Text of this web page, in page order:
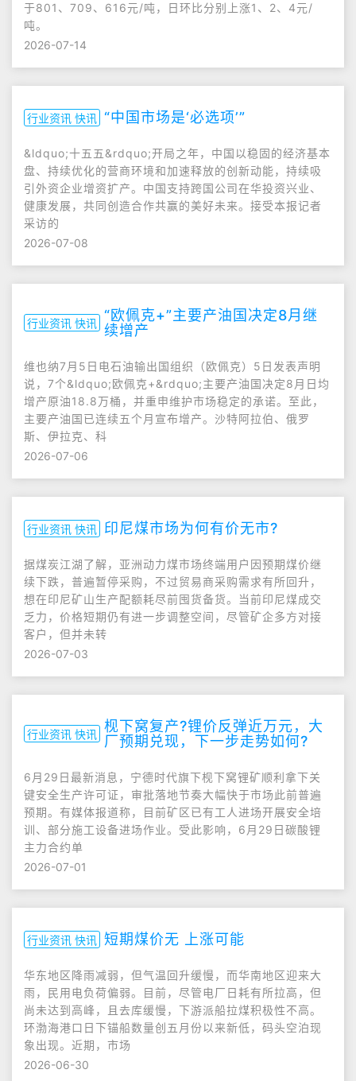
于801、709、616元/吨，日环比分别上涨1、2、4元/
吨。
2026-07-14
行业资讯 快讯 “中国市场是‘必选项’”
&ldquo;十五五&rdquo;开局之年，中国以稳固的经济基本
盘、持续优化的营商环境和加速释放的创新动能，持续吸
引外资企业增资扩产。中国支持跨国公司在华投资兴业、
健康发展，共同创造合作共赢的美好未来。接受本报记者
采访的
2026-07-08
行业资讯 快讯 “欧佩克+”主要产油国决定8月继
续增产
维也纳7月5日电石油输出国组织（欧佩克）5日发表声明
说，7个&ldquo;欧佩克+&rdquo;主要产油国决定8月日均
增产原油18.8万桶，并重申维护市场稳定的承诺。至此，
主要产油国已连续五个月宣布增产。沙特阿拉伯、俄罗
斯、伊拉克、科
2026-07-06
行业资讯 快讯 印尼煤市场为何有价无市?
据煤炭江湖了解，亚洲动力煤市场终端用户因预期煤价继
续下跌，普遍暂停采购，不过贸易商采购需求有所回升，
想在印尼矿山生产配额耗尽前囤货备货。当前印尼煤成交
乏力，价格短期仍有进一步调整空间，尽管矿企多方对接
客户，但并未转
2026-07-03
行业资讯 快讯 枧下窝复产?锂价反弹近万元，大
厂预期兑现，下一步走势如何?
6月29日最新消息，宁德时代旗下枧下窝锂矿顺利拿下关
键安全生产许可证，审批落地节奏大幅快于市场此前普遍
预期。有媒体报道称，目前矿区已有工人进场开展安全培
训、部分施工设备进场作业。受此影响，6月29日碳酸锂
主力合约单
2026-07-01
行业资讯 快讯 短期煤价无 上涨可能
华东地区降雨减弱，但气温回升缓慢，而华南地区迎来大
雨，民用电负荷偏弱。目前，尽管电厂日耗有所拉高，但
尚未达到高峰，且去库缓慢，下游派船拉煤积极性不高。
环渤海港口日下锚船数量创五月份以来新低，码头空泊现
象出现。近期，市场
2026-06-30